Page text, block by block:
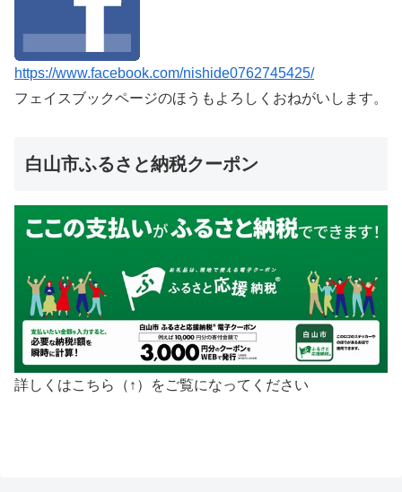
https://www.facebook.com/nishide0762745425/
フェイスブックページのほうもよろしくおねがいします。
白山市ふるさと納税クーポン
詳しくはこちら（↑）をご覧になってください